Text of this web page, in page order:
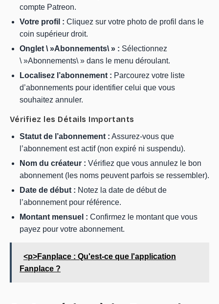
compte Patreon.
Votre profil : Cliquez sur votre photo de profil dans le
coin supérieur droit.
Onglet \ »Abonnements\ » : Sélectionnez
\ »Abonnements\ » dans le menu déroulant.
Localisez l’abonnement : Parcourez votre liste
d’abonnements pour identifier celui que vous
souhaitez annuler.
Vérifiez les Détails Importants
Statut de l’abonnement : Assurez-vous que
l’abonnement est actif (non expiré ni suspendu).
Nom du créateur : Vérifiez que vous annulez le bon
abonnement (les noms peuvent parfois se ressembler).
Date de début : Notez la date de début de
l’abonnement pour référence.
Montant mensuel : Confirmez le montant que vous
payez pour votre abonnement.
<p>Fanplace : Qu'est-ce que l'application
Fanplace ?